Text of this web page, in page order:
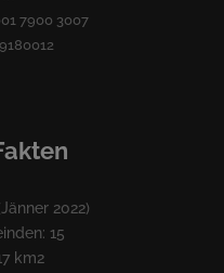
7900 3007
2022)
15
km2